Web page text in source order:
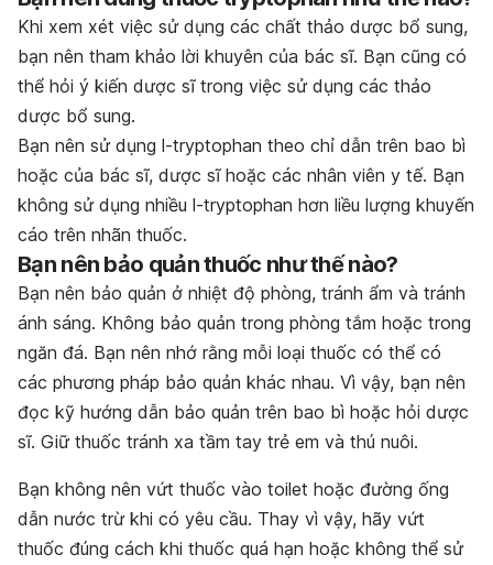
Khi xem xét việc sử dụng các chất thảo dược bổ sung,
bạn nên tham khảo lời khuyên của bác sĩ. Bạn cũng có
thể hỏi ý kiến dược sĩ trong việc sử dụng các thảo
dược bổ sung.
Bạn nên sử dụng l-tryptophan theo chỉ dẫn trên bao bì
hoặc của bác sĩ, dược sĩ hoặc các nhân viên y tế. Bạn
không sử dụng nhiều l-tryptophan hơn liều lượng khuyến
cáo trên nhãn thuốc.
Bạn nên bảo quản thuốc như thế nào?
Bạn nên bảo quản ở nhiệt độ phòng, tránh ẩm và tránh
ánh sáng. Không bảo quản trong phòng tắm hoặc trong
ngăn đá. Bạn nên nhớ rằng mỗi loại thuốc có thể có
các phương pháp bảo quản khác nhau. Vì vậy, bạn nên
đọc kỹ hướng dẫn bảo quản trên bao bì hoặc hỏi dược
sĩ. Giữ thuốc tránh xa tầm tay trẻ em và thú nuôi.
Bạn không nên vứt thuốc vào toilet hoặc đường ống
dẫn nước trừ khi có yêu cầu. Thay vì vậy, hãy vứt
thuốc đúng cách khi thuốc quá hạn hoặc không thể sử